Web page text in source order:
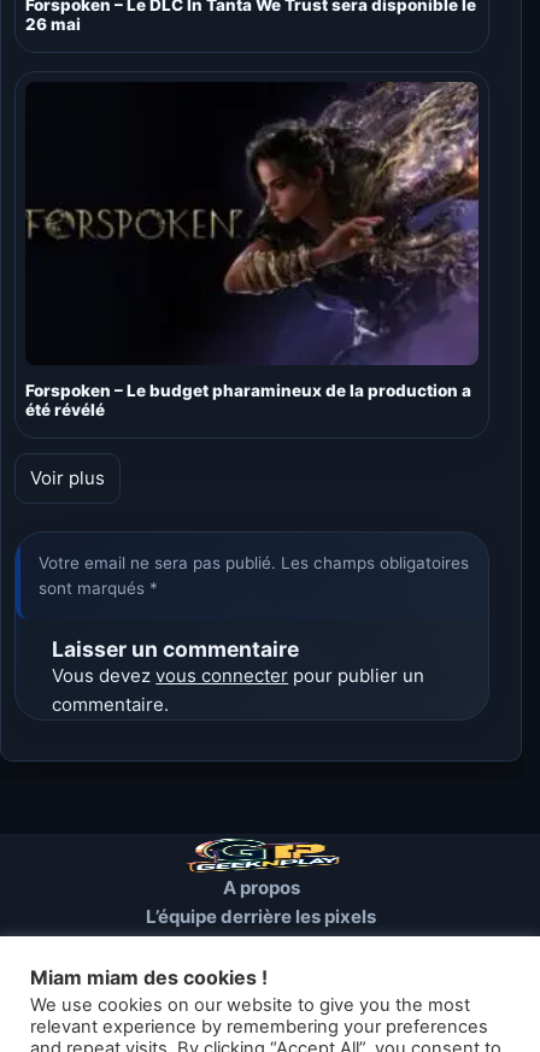
Forspoken – Le DLC In Tanta We Trust sera disponible le
26 mai
Forspoken – Le budget pharamineux de la production a
été révélé
Voir plus
Votre email ne sera pas publié. Les champs obligatoires
sont marqués *
Laisser un commentaire
Vous devezvous connecter pour publier un
commentaire.
A propos
L’équipe derrière les pixels
Mentions Légales
Cookies et autres traceurs
Miam miam des cookies !
We use cookies on our website to give you the most
relevant experience by remembering your preferences